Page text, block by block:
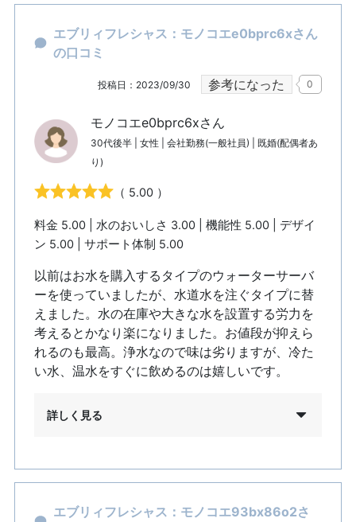
エブリィフレシャス：モノコエe0bprc6xさん
の口コミ
投稿日：2023/09/30 参考になった 0
モノコエe0bprc6xさん
30代後半 | 女性 | 会社勤務(一般社員) | 既婚(配偶者あ
り)
（ 5.00 ）
料金 5.00 | 水のおいしさ 3.00 | 機能性 5.00 | デザイ
ン 5.00 | サポート体制 5.00
以前はお水を購入するタイプのウォーターサーバ
ーを使っていましたが、水道水を注ぐタイプに替
えました。水の在庫や大きな水を設置する労力を
考えるとかなり楽になりました。お値段が抑えら
れるのも最高。浄水なので味は劣りますが、冷た
い水、温水をすぐに飲めるのは嬉しいです。
詳しく見る
エブリィフレシャス：モノコエ93bx86o2さ